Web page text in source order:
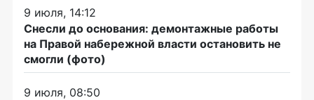
9 июля, 14:12
Снесли до основания: демонтажные работы
на Правой набережной власти остановить не
смогли (фото)
9 июля, 08:50